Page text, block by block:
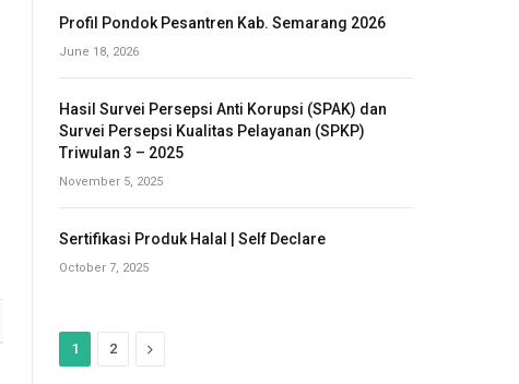
Profil Pondok Pesantren Kab. Semarang 2026
June 18, 2026
Hasil Survei Persepsi Anti Korupsi (SPAK) dan
Survei Persepsi Kualitas Pelayanan (SPKP)
Triwulan 3 – 2025
November 5, 2025
Sertifikasi Produk Halal | Self Declare
October 7, 2025
1 2
N